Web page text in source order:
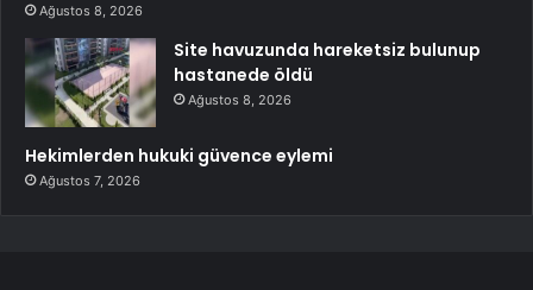
Ağustos 8, 2026
Site havuzunda hareketsiz bulunup
hastanede öldü
Ağustos 8, 2026
Hekimlerden hukuki güvence eylemi
Ağustos 7, 2026